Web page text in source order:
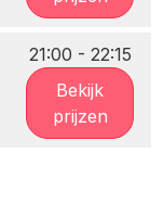
21:00 - 22:15
Bekijk
prijzen